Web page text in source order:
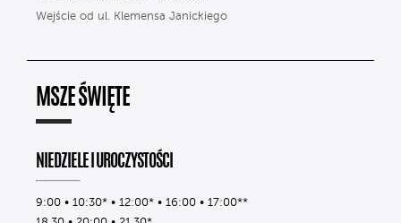
Wejście od ul. Klemensa Janickiego
MSZE ŚWIĘTE
NIEDZIELE I UROCZYSTOŚCI
9:00 • 10:30* • 12:00* • 16:00 • 17:00**